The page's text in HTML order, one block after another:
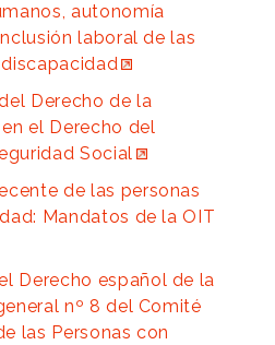
autonomía
laboral de las
Derecho de la
el Derecho del
Social
de las personas
Mandatos de la OIT
Derecho español de la
nº 8 del Comité
las Personas con